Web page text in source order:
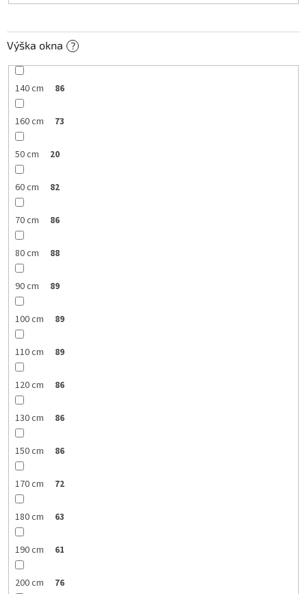
Výška okna ?
140 cm 86
160 cm 73
50 cm 20
60 cm 82
70 cm 86
80 cm 88
90 cm 89
100 cm 89
110 cm 89
120 cm 86
130 cm 86
150 cm 86
170 cm 72
180 cm 63
190 cm 61
200 cm 76